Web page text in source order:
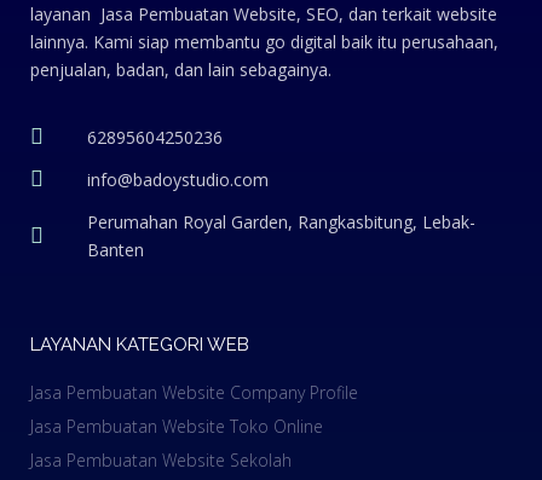
layanan Jasa Pembuatan Website, SEO, dan terkait website
lainnya. Kami siap membantu go digital baik itu perusahaan,
penjualan, badan, dan lain sebagainya.
62895604250236
info@badoystudio.com
Perumahan Royal Garden, Rangkasbitung, Lebak-
Banten
LAYANAN KATEGORI WEB
Jasa Pembuatan Website Company Profile
Jasa Pembuatan Website Toko Online
Jasa Pembuatan Website Sekolah